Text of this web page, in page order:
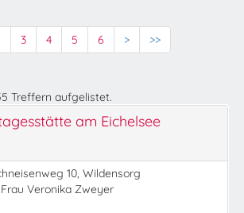
3 4 5 6 > >>
Treffern aufgelistet.
am Eichelsee
10, Wildensorg
Frau Veronika Zweyer